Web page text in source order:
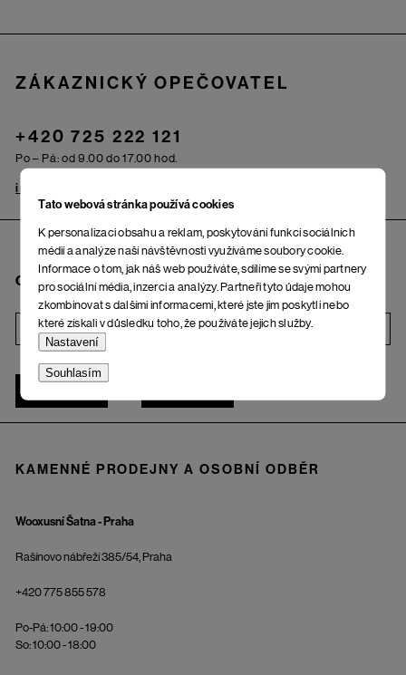
Tato webová stránka používá cookies
K personalizaci obsahu a reklam, poskytování funkcí sociálních
médií a analýze naší návštěvnosti využíváme soubory cookie.
Informace o tom, jak náš web používáte, sdílíme se svými partnery
pro sociální média, inzerci a analýzy. Partneři tyto údaje mohou
zkombinovat s dalšími informacemi, které jste jim poskytli nebo
které získali v důsledku toho, že používáte jejich služby.
Nastavení
Souhlasím
ZÁKAZNICKÝ OPEČOVATEL
+420 725 222 121
Po – Pá: od 9.00 do 17.00 hod.
info@woox.cz
Chci odebírat newsletter
KAMENNÉ PRODEJNY A OSOBNÍ ODBĚR
Wooxusní Šatna - Praha
Rašínovo nábřeží 385/54, Praha
+420 775 855 578
Po-Pá: 10:00 - 19:00
So: 10:00 - 18:00